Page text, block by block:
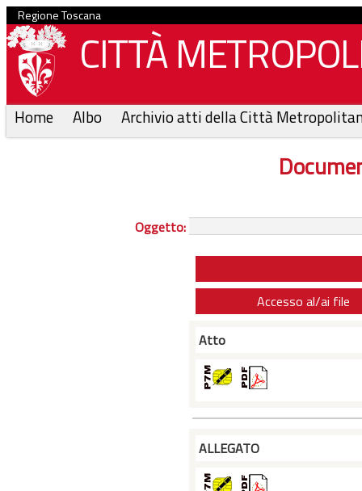
Regione Toscana
CITTÀ
Home Albo Archivio atti della Città
Oggetto:
Accesso al/ai file
Atto
ALLEGATO